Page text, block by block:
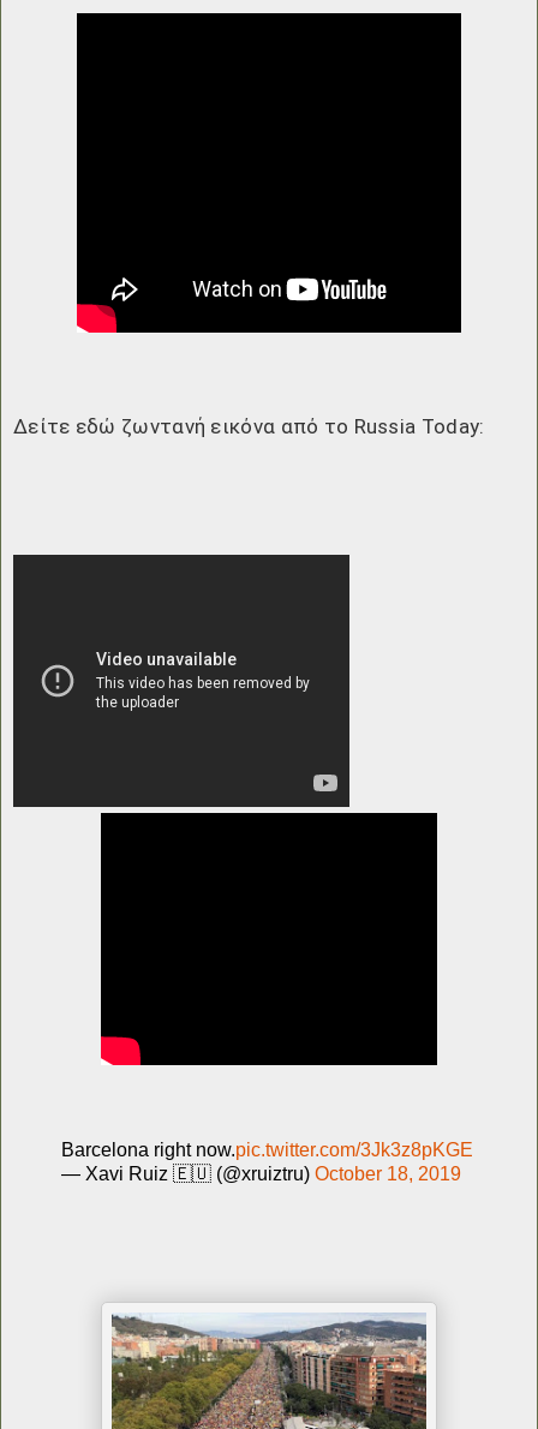
Δείτε εδώ ζωντανή εικόνα από το Russia Today:
Barcelona right now.pic.twitter.com/3Jk3z8pKGE
— Xavi Ruiz 🇪🇺 (@xruiztru) October 18, 2019